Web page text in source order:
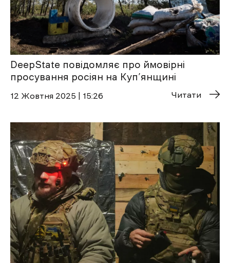
DeepState повідомляє про ймовірні
просування росіян на Куп’янщині
12 Жовтня 2025 | 15:26 Читати